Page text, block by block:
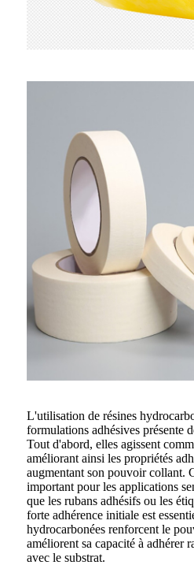
L'utilisation de résines
formulations adhésives présente
Tout d'abord, elles agissent
améliorant ainsi les propriétés
augmentant son pouvoir collant.
important pour les applications
que les rubans adhésifs ou les
forte adhérence initiale est
hydrocarbonées renforcent le
améliorent sa capacité à adhérer
avec le substrat.